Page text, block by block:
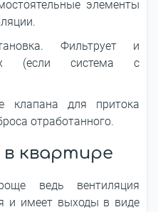
элементы
Фильтрует и
(если система с
клапана для притока
отработанного.
квартире
ведь вентиляция
и имеет выходы в виде